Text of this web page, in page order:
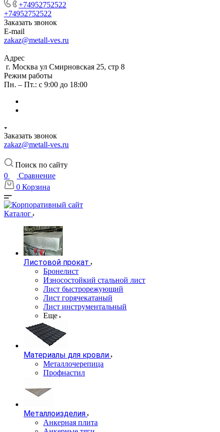
+74952752522
+74952752522
Заказать звонок
E-mail
zakaz@metall-ves.ru
Адрес
г. Москва ул Смирновская 25, стр 8
Режим работы
Пн. – Пт.: с 9:00 до 18:00
Заказать звонок
zakaz@metall-ves.ru
Поиск по сайту
0
Сравнение
0 Корзина
Каталог
Листовой прокат
Бронелист
Износостойкий стальной лист
Лист быстрорежующий
Лист горячекатаный
Лист инструментальный
Еще
Материалы для кровли
Металлочерепица
Профнастил
Металлоизделия
Анкерная плита